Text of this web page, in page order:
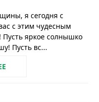
я сегодня с
с этим чудесным
яркое солнышко
Пусть вс...